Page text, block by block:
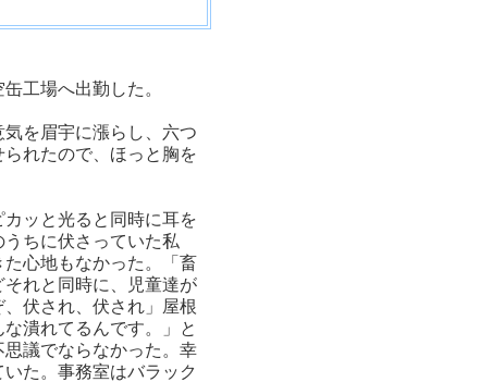
工場へ出勤した。
を眉宇に漲らし、六つ
れたので、ほっと胸を
ッと光ると同時に耳を
ちに伏さっていた私
心地もなかった。「畜
れと同時に、児童達が
伏され、伏され」屋根
潰れてるんです。」と
議でならなかった。幸
た。事務室はバラック